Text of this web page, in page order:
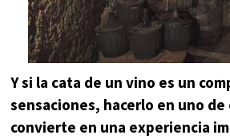
Y si la cata de un vino es un
sensaciones, hacerlo en uno de
convierte en una experiencia